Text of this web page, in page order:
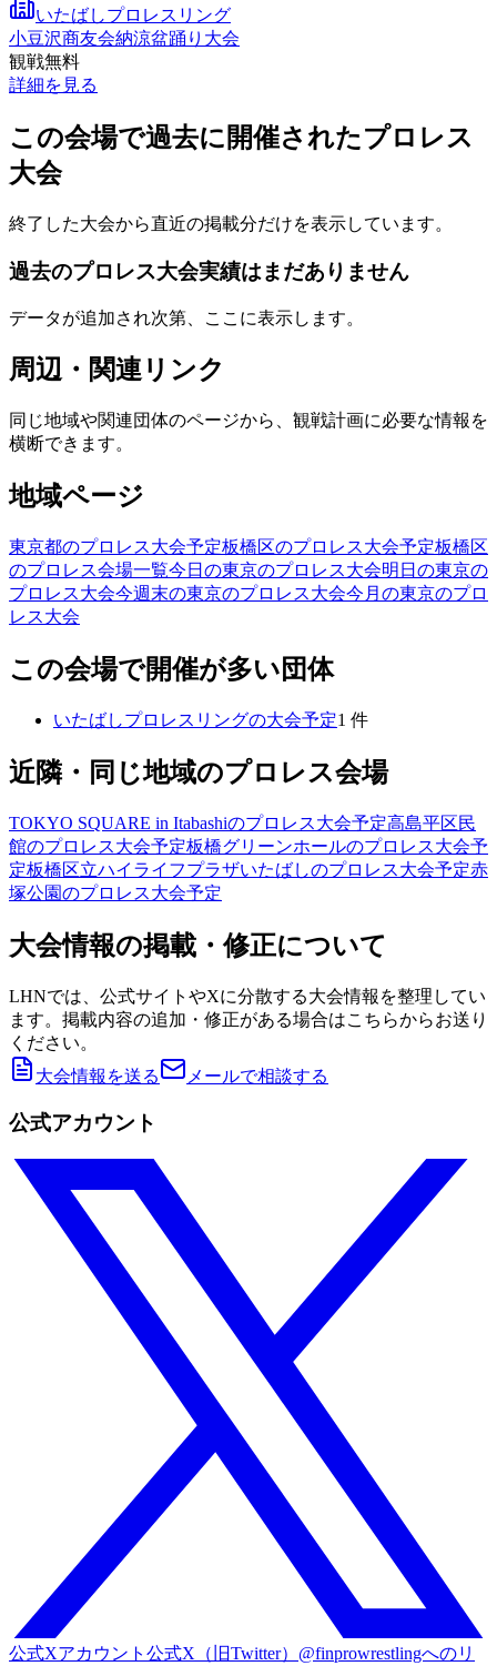
いたばしプロレスリング
小豆沢商友会納涼盆踊り大会
観戦無料
詳細を見る
この会場で過去に開催されたプロレス
大会
終了した大会から直近の掲載分だけを表示しています。
過去のプロレス大会実績はまだありません
データが追加され次第、ここに表示します。
周辺・関連リンク
同じ地域や関連団体のページから、観戦計画に必要な情報を
横断できます。
地域ページ
東京都のプロレス大会予定板橋区のプロレス大会予定板橋区
のプロレス会場一覧今日の東京のプロレス大会明日の東京の
プロレス大会今週末の東京のプロレス大会今月の東京のプロ
レス大会
この会場で開催が多い団体
いたばしプロレスリングの大会予定1 件
近隣・同じ地域のプロレス会場
TOKYO SQUARE in Itabashiのプロレス大会予定高島平区民
館のプロレス大会予定板橋グリーンホールのプロレス大会予
定板橋区立ハイライフプラザいたばしのプロレス大会予定赤
塚公園のプロレス大会予定
大会情報の掲載・修正について
LHNでは、公式サイトやXに分散する大会情報を整理してい
ます。掲載内容の追加・修正がある場合はこちらからお送り
ください。
大会情報を送る
メールで相談する
公式アカウント
公式Xアカウント 公式X（旧Twitter）@finprowrestlingへのリ